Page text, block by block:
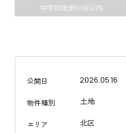
中学校徒歩10分以内
公開日 2026.05.16
物件種別 土地
エリア 北区